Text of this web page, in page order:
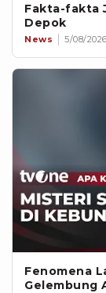
Fakta-fakta
Depok
News 5/08/2026
Fenomena
Gelembung